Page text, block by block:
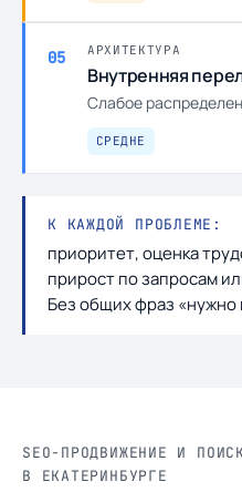
05 АРХИТЕКТУРА
Внутренняя
Слабое
СРЕДНЕ
К КАЖДОЙ ПРОБЛЕМЕ:
приоритет, оценка
прирост по запросам
Без общих фраз «нужно
SEO-ПРОДВИЖЕНИЕ И
В ЕКАТЕРИНБУРГЕ